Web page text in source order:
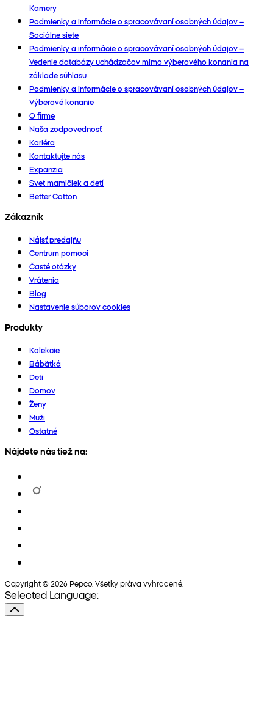
Kamery
Podmienky a informácie o spracovávaní osobných údajov –
Sociálne siete
Podmienky a informácie o spracovávaní osobných údajov –
Vedenie databázy uchádzačov mimo výberového konania na
základe súhlasu
Podmienky a informácie o spracovávaní osobných údajov –
Výberové konanie
O firme
Naša zodpovednosť
Kariéra
Kontaktujte nás
Expanzia
Svet mamičiek a detí
Better Cotton
Zákazník
Nájsť predajňu
Centrum pomoci
Časté otázky
Vrátenia
Blog
Nastavenie súborov cookies
Produkty
Kolekcie
Bábätká
Deti
Domov
Ženy
Muži
Ostatné
Nájdete nás tiež na:
Copyright © 2026 Pepco. Všetky práva vyhradené.
Selected Language: